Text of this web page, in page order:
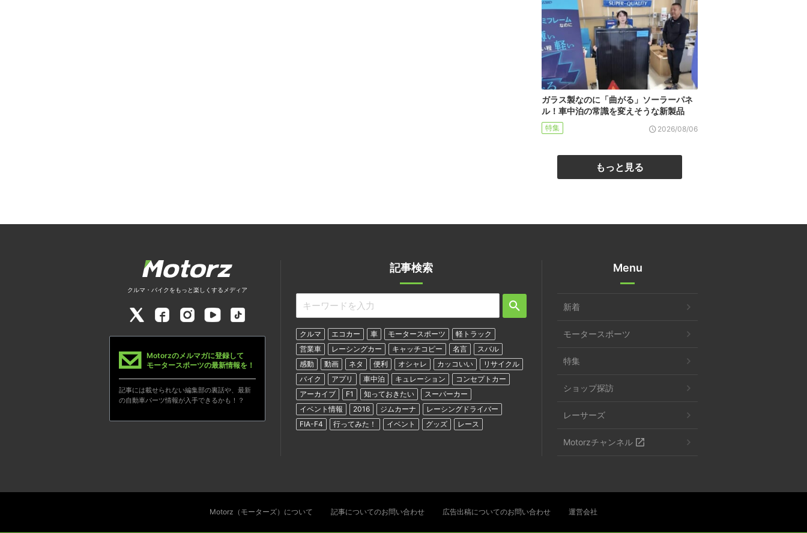
ガラス製なのに「曲がる」ソーラーパネ
ル！車中泊の常識を変えそうな新製品
特集 2026/08/06
もっと見る
記事検索
クルマ エコカー 車 モータースポーツ
軽トラック
営業車
レーシングカー キャッチコピー 名言
スバル
感動
動画 ネタ 便利 オシャレ カッコいい
リサイクル
バイク
アプリ 車中泊 キュレーション
コンセプトカー
アーカイブ
F1 知っておきたい
スーパーカー
イベント情報
2016 ジムカーナ
レーシングドライバー
FIA-F4
行ってみた！ イベント グッズ レース
クルマ・バイクをもっと楽しくするメディア
Motorzのメルマガに登録して
モータースポーツの最新情報を！
記事には載せられない編集部の裏話や、最新
の自動車パーツ情報が入手できるかも！？
Menu
新着
モータースポーツ
特集
ショップ探訪
レーサーズ
Motorzチャンネル
Motorz（モーターズ）について 記事についてのお問い合わせ 広告出稿についてのお問い合わせ 運営会社